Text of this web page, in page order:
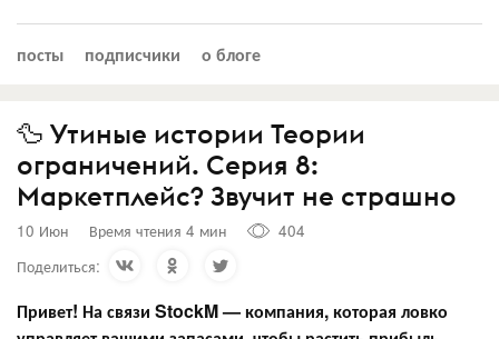
посты подписчики о блоге
🦆 Утиные истории Теории
ограничений. Серия 8:
Маркетплейс? Звучит не страшно
10 Июн Время чтения 4 мин
404
Поделиться:
Привет! На связи StockM — компания, которая ловко